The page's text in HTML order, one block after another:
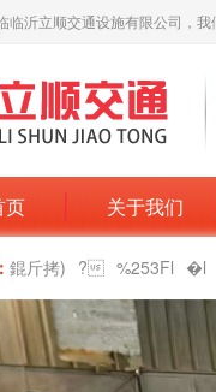
临沂立顺交通设施有限公司，我
页 关于我们
錕斤拷) ? %253Fl �l